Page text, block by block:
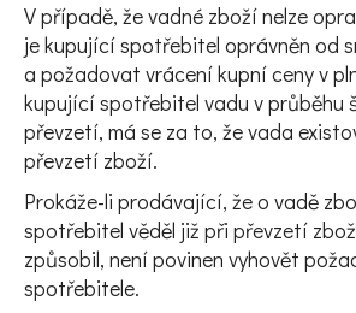
V případě, že vadné zboží nelze
je kupující spotřebitel oprávněn od
a požadovat vrácení kupní ceny v
kupující spotřebitel vadu v průběhu
převzetí, má se za to, že vada
převzetí zboží.
Prokáže-li prodávající, že o vadě
spotřebitel věděl již při převzetí
způsobil, není povinen vyhovět
spotřebitele.